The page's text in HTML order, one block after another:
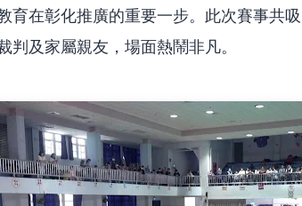
育在彰化推廣的重要一步。此次賽事共
判及家屬親友，場面熱鬧非凡。